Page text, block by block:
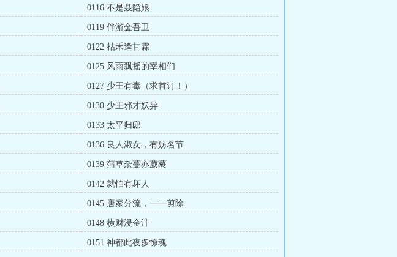
0116 不是聂隐娘
0119 伴游金吾卫
0122 枯禾逢甘霖
0125 风雨飘摇的宰相们
0127 少王有毒（求首订！）
0130 少王邪才妖异
0133 太平归邸
0136 良人淑女，有妨名节
0139 蒲草杂蔓亦葳蕤
0142 就怕有坏人
0145 唐家分流，一一剪除
0148 横财浸金汁
0151 神都此夜多惊魂